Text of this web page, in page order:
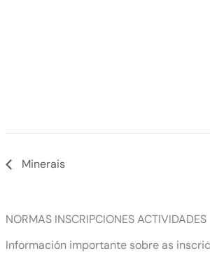
Minerais
NORMAS INSCRIPCIONES ACTIVIDADES
Información importante sobre as